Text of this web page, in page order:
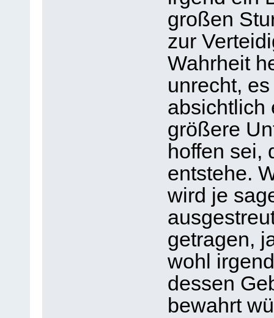
großen
zur
Wahrheit
unrecht,
absichtlich
größere
hoffen sei,
entstehe.
wird je
getragen,
wohl
dessen
bewahrt